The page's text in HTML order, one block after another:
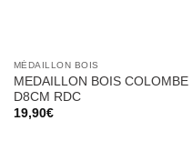
MÉDAILLON BOIS
MEDAILLON BOIS COLOMBE
D8CM RDC
19,90€